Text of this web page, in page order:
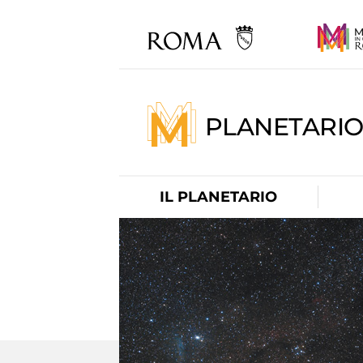
PLANETARIO
IL PLANETARIO